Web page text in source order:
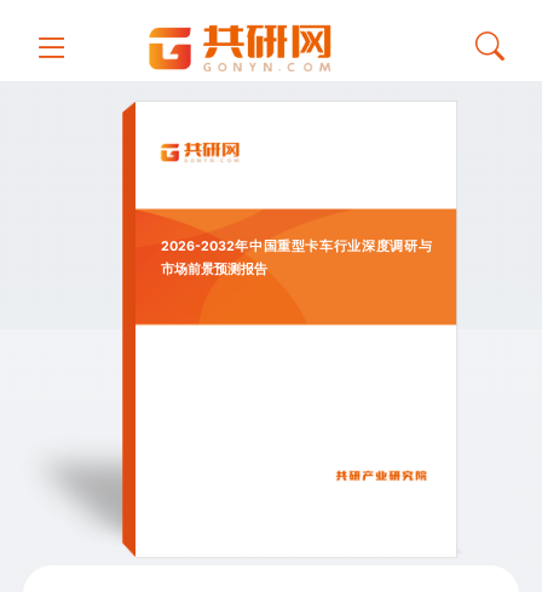
2026-2032年中国重型卡车行业深度调研与
市场前景预测报告